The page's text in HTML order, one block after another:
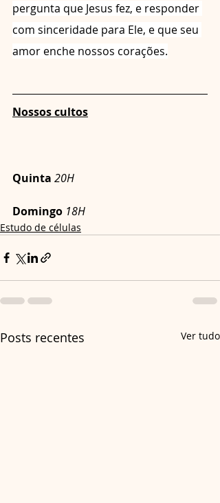
pergunta que Jesus fez, e responder
com sinceridade para Ele, e que seu
amor enche nossos corações.
Nossos cultos
Quinta 20H
Domingo 18H
Estudo de células
Posts recentes Ver tudo